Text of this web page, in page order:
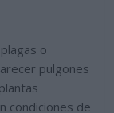
o
pulgones
condiciones de